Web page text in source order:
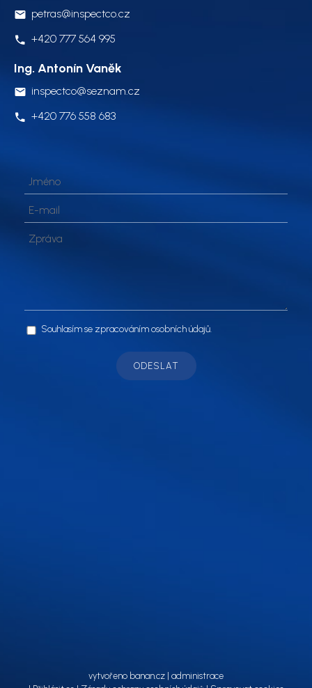
petras@inspectco.cz
+420 777 564 995
Ing. Antonín Vaněk
inspectco@seznam.cz
+420 776 558 683
Souhlasím se zpracováním osobních údajů.
vytvořeno banan.cz administrace